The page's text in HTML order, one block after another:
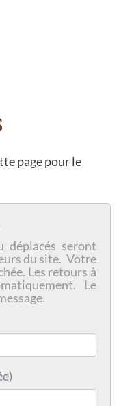
page pour le
déplacés seront
du site. Votre
Les retours à
Le